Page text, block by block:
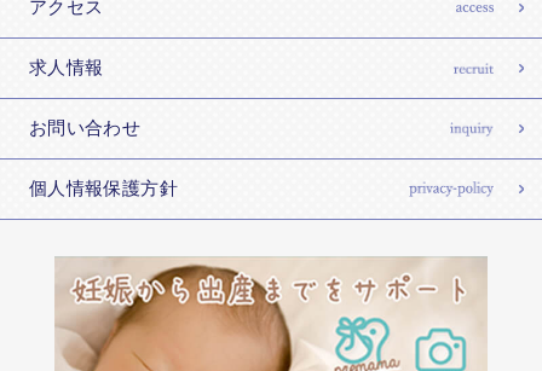
アクセス
求人情報
お問い合わせ
個人情報保護方針